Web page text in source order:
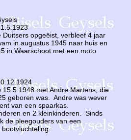
Duitsers opgeëist, verbleef 4 jaar
in augustus 1945 naar huis en
in Waarschoot met een moto
15.5.1948 met Andre Martens, die
geboren was. Andre was wever
van een spaarkas.
en 2 kleinkinderen. Sinds
de pleegouders van een